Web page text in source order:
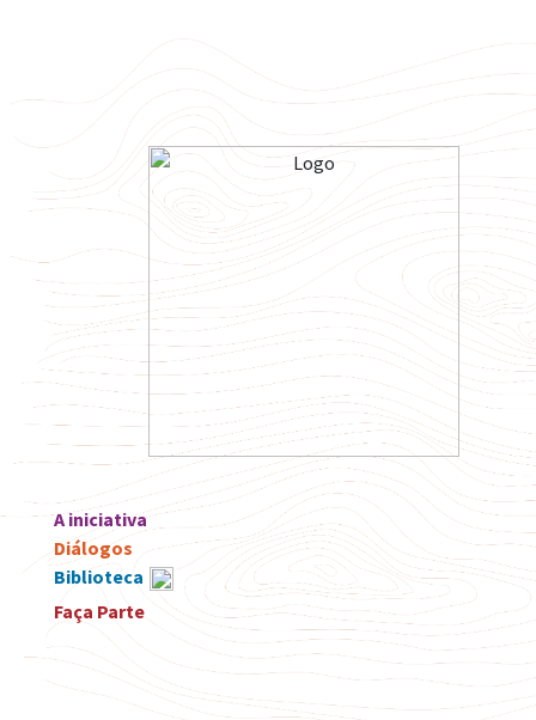
A iniciativa
Diálogos
Biblioteca
Faça Parte